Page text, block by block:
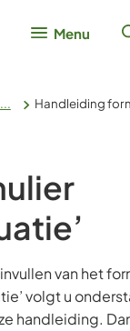
Menu
... Handleiding
van het
volgt u
handleiding.